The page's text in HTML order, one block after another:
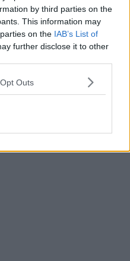
by third parties on the
This information may
on the IAB’s List of
further disclose it to other
Outs